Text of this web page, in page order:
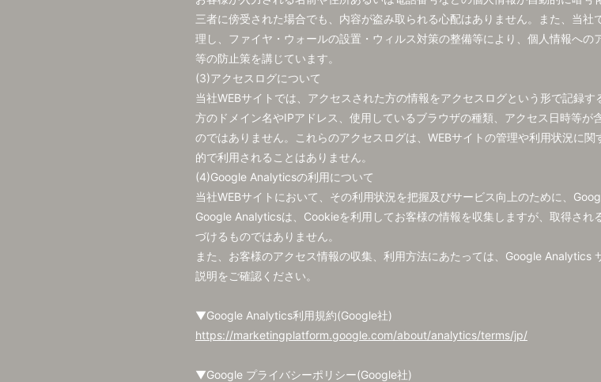
三者に傍受された場合でも、内容が盗み取られる心配はありません。また、当
理し、ファイヤ・ウォールの設置・ウィルス対策の整備等により、個人情報へ
等の防止策を講じています。
(3)アクセスログについて
当社WEBサイトでは、アクセスされた方の情報をアクセスログという形で記録
方のドメイン名やIPアドレス、使用しているブラウザの種類、アクセス日時等が
のではありません。これらのアクセスログは、WEBサイトの管理や利用状況に
的で利用されることはありません。
(4)Google Analyticsの利用について
当社WEBサイトにおいて、その利用状況を把握及びサービス向上のために、
Google Analyticsは、Cookieを利用してお客様の情報を収集しますが、取得され
づけるものではありません。
また、お客様のアクセス情報の収集、利用方法にあたっては、Google Analytics
説明をご確認ください。
▼Google Analytics利用規約(Google社)
https://marketingplatform.google.com/about/analytics/terms/jp/
▼Google プライバシーポリシー(Google社)